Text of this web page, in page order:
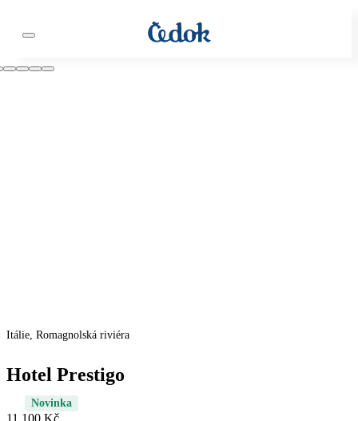
Itálie, Romagnolská riviéra
Hotel Prestigo
Novinka
11 100 Kč